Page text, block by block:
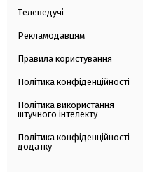
Телеведучі
Рекламодавцям
Правила користування
Політика конфіденційності
Політика використання
штучного інтелекту
Політика конфіденційності
додатку